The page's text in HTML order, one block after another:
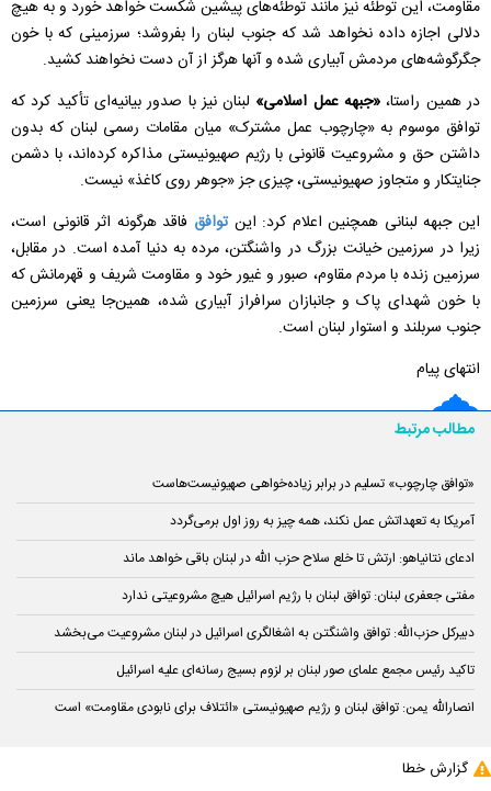
مقاومت، این توطئه نیز مانند توطئه‌های پیشین شکست خواهد خورد و به هیچ
دلالی اجازه داده نخواهد شد که جنوب لبنان را بفروشد؛ سرزمینی که با خون
جگرگوشه‌های مردمش آبیاری شده و آنها هرگز از آن دست نخواهند کشید.
در همین راستا،«جبهه عمل اسلامی» لبنان نیز با صدور بیانیه‌ای تأکید کرد که
توافق موسوم به «چارچوب عمل مشترک» میان مقامات رسمی لبنان که بدون
داشتن حق و مشروعیت قانونی با رژیم صهیونیستی مذاکره کرده‌اند، با دشمن
جنایتکار و متجاوز صهیونیستی، چیزی جز «جوهر روی کاغذ» نیست.
این جبهه لبنانی همچنین اعلام کرد: اینتوافق فاقد هرگونه اثر قانونی است،
زیرا در سرزمین خیانت بزرگ در واشنگتن، مرده به دنیا آمده است. در مقابل،
سرزمین زنده با مردم مقاوم، صبور و غیور خود و مقاومت شریف و قهرمانش که
با خون شهدای پاک و جانبازان سرافراز آبیاری شده، همین‌جا یعنی سرزمین
جنوب سربلند و استوار لبنان است.
انتهای پیام
مطالب مرتبط
«توافق چارچوب» تسلیم در برابر زیاده‌خواهی صهیونیست‌هاست
آمریکا به تعهداتش عمل نکند، همه چیز به روز اول برمی‌گردد
ادعای نتانیاهو: ارتش تا خلع سلاح حزب الله در لبنان باقی خواهد ماند
مفتی جعفری لبنان: توافق لبنان با رژیم اسرائیل هیچ مشروعیتی ندارد
دبیرکل حزب‌الله: توافق واشنگتن به اشغالگری اسرائیل در لبنان مشروعیت می‌بخشد
تاکید رئیس مجمع علمای صور لبنان بر لزوم بسیج رسانه‌ای علیه اسرائیل
انصارالله یمن: توافق لبنان و رژیم صهیونیستی «ائتلاف برای نابودی مقاومت» است
گزارش خطا